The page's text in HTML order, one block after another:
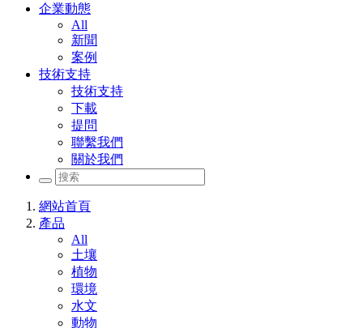
企業動態
All
新聞
案例
技術支持
技術支持
下載
提問
聯繫我們
關於我們
網站首頁
產品
All
土壤
植物
環境
水文
動物